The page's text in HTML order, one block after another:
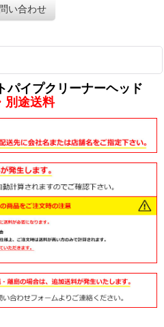
い合わせ
パイプクリーナーヘッド
別途送料